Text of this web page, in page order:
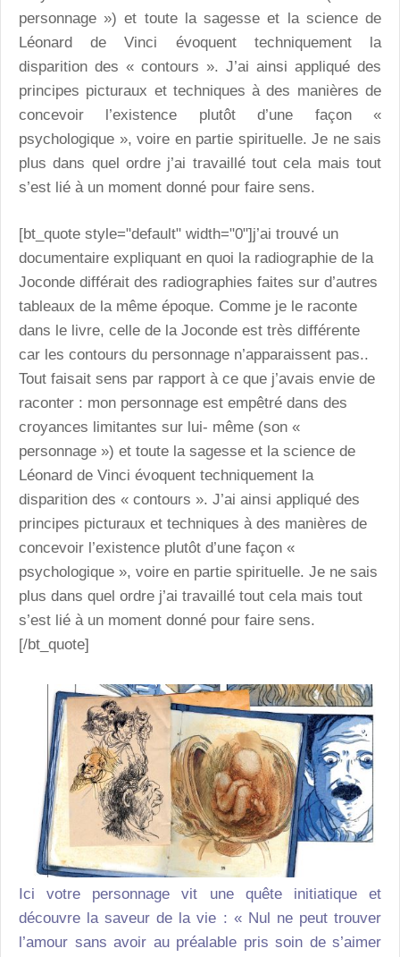
personnage ») et toute la sagesse et la science de
Léonard de Vinci évoquent techniquement la
disparition des « contours ». J’ai ainsi appliqué des
principes picturaux et techniques à des manières de
concevoir l’existence plutôt d’une façon «
psychologique », voire en partie spirituelle. Je ne sais
plus dans quel ordre j’ai travaillé tout cela mais tout
s’est lié à un moment donné pour faire sens.
[bt_quote style="default" width="0"]j’ai trouvé un
documentaire expliquant en quoi la radiographie de la
Joconde différait des radiographies faites sur d’autres
tableaux de la même époque. Comme je le raconte
dans le livre, celle de la Joconde est très différente
car les contours du personnage n’apparaissent pas..
Tout faisait sens par rapport à ce que j’avais envie de
raconter : mon personnage est empêtré dans des
croyances limitantes sur lui- même (son «
personnage ») et toute la sagesse et la science de
Léonard de Vinci évoquent techniquement la
disparition des « contours ». J’ai ainsi appliqué des
principes picturaux et techniques à des manières de
concevoir l’existence plutôt d’une façon «
psychologique », voire en partie spirituelle. Je ne sais
plus dans quel ordre j’ai travaillé tout cela mais tout
s’est lié à un moment donné pour faire sens.
[/bt_quote]
Ici votre personnage vit une quête initiatique et
découvre la saveur de la vie : « Nul ne peut trouver
l’amour sans avoir au préalable pris soin de s’aimer